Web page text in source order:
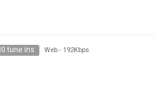
tune ins Web - 192Kbps